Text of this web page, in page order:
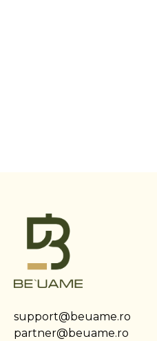
support@beuame.ro
partner@beuame.ro